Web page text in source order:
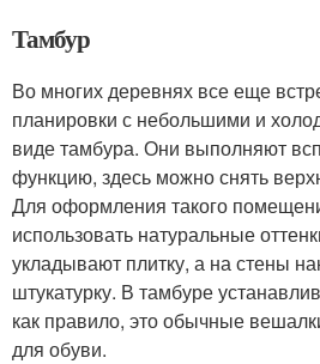
Тамбур
Во многих деревнях все еще
планировки с небольшими и
виде тамбура. Они выполняют
функцию, здесь можно снять
Для оформления такого
использовать натуральные
укладывают плитку, а на стены
штукатурку. В тамбуре
как правило, это обычные
для обуви.